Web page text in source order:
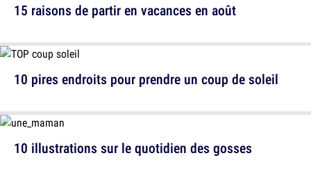
10 pires endroits pour prendre un coup de soleil
15 raisons de partir en vacances en août
10 illustrations sur le quotidien des gosses